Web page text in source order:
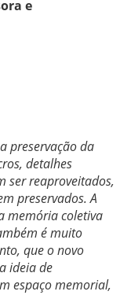
e
preservação da
detalhes
ser reaproveitados,
preservados. A
memória coletiva
é muito
que o novo
ideia de
espaço memorial,